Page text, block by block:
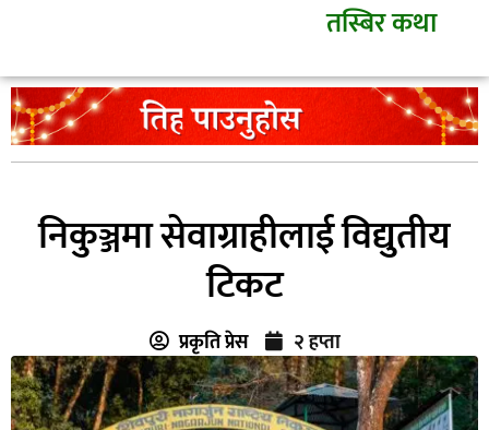
तस्बिर कथा
निकुञ्जमा सेवाग्राहीलाई विद्युतीय
टिकट
प्रकृति प्रेस २ हप्ता